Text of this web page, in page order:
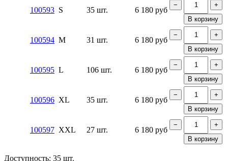
100593 S 35 шт. 6 180 руб
−
+
В корзину
100594 M 31 шт. 6 180 руб
−
+
В корзину
100595 L 106 шт. 6 180 руб
−
+
В корзину
100596 XL 35 шт. 6 180 руб
−
+
В корзину
100597 XXL 27 шт. 6 180 руб
−
+
В корзину
Доступность: 35 шт.